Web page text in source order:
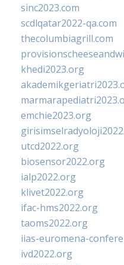
sinc2023.com
scdlqatar2022-qa.com
thecolumbiagrill.com
khedi2023.org
emchie2023.org
utcd2022.org
biosensor2022.org
ialp2022.org
klivet2022.org
ifac-hms2022.org
taoms2022.org
iias-euromena-
ivd2022.org